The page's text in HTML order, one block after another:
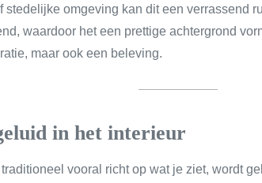
stedelijke omgeving kan dit een verrassend
waardoor het een prettige achtergrond
maar ook een beleving.
in het interieur
vooral richt op wat je ziet, wordt